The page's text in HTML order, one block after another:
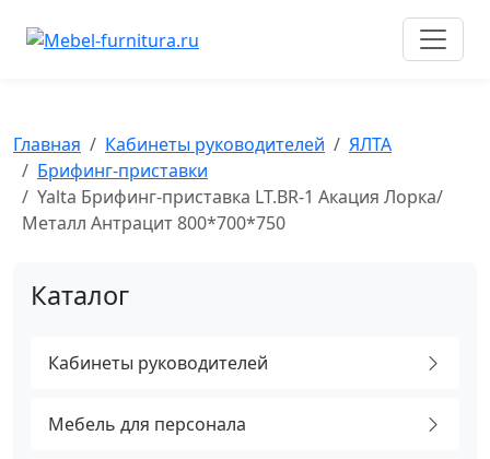
Главная Кабинеты руководителей
ЯЛТА
Брифинг-приставки
Yalta Брифинг-приставка LT.BR-1 Акация Лорка/
Металл Антрацит 800*700*750
Каталог
Кабинеты руководителей
Мебель для персонала